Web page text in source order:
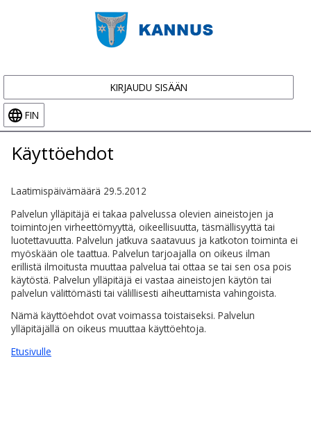
KIRJAUDU SISÄÄN
FIN
Käyttöehdot
Laatimispäivämäärä 29.5.2012
Palvelun ylläpitäjä ei takaa palvelussa olevien aineistojen ja
toimintojen virheettömyyttä, oikeellisuutta, täsmällisyyttä tai
luotettavuutta. Palvelun jatkuva saatavuus ja katkoton toiminta ei
myöskään ole taattua. Palvelun tarjoajalla on oikeus ilman
erillistä ilmoitusta muuttaa palvelua tai ottaa se tai sen osa pois
käytöstä. Palvelun ylläpitäjä ei vastaa aineistojen käytön tai
palvelun välittömästi tai välillisesti aiheuttamista vahingoista.
Nämä käyttöehdot ovat voimassa toistaiseksi. Palvelun
ylläpitäjällä on oikeus muuttaa käyttöehtoja.
Etusivulle